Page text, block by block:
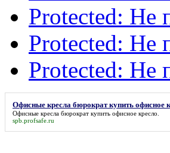
Protected: Не
Protected: Не
Protected: Не
Офисные кресла бюрократ купить офисное
Офисные кресла бюрократ купить офисное кресло
spb.profsafe.ru